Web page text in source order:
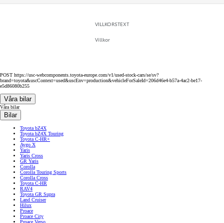
VILLKORSTEXT
Villkor
POST https://usc-webcomponents.toyota-europe.com/v1/used-stock-cars/se/sv?
brand=toyota&uscContext=used&uscEnv=production&vehicleForSaleId=206d46e4-b57a-4ac2-be17-
e5d86080b255
Våra bilar
Våra bilar
Bilar
Toyota bZ4X
Toyota bZ4X Touring
Toyota C-HR+
Aygo X
Yaris
Yaris Cross
GR Yaris
Corolla
Corolla Touring Sports
Corolla Cross
Toyota C-HR
RAV4
Toyota GR Supra
Land Cruiser
Hilux
Proace
Proace City
Proace Verso